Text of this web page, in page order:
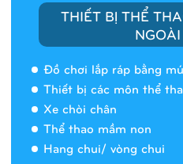
THIẾT BỊ THỂ
Đồ chơi lắp ráp bằng
Thiết bị các môn thể
Xe chòi chân
Thể thao mầm non
Hang chui/ vòng chui
Nhà banh